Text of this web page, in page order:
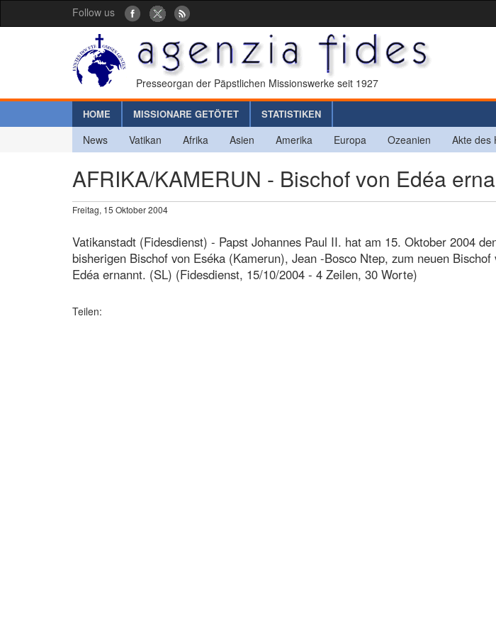
Follow us
Presseorgan der Päpstlichen Missionswerke seit 1927
HOME MISSIONARE GETÖTET STATISTIKEN
News Vatikan Afrika Asien Amerika Europa Ozeanien Akte des
AFRIKA/KAMERUN - Bischof von Edéa
Freitag, 15 Oktober 2004
Vatikanstadt (Fidesdienst) - Papst Johannes Paul II. hat am 15. Oktober 2004
bisherigen Bischof von Eséka (Kamerun), Jean -Bosco Ntep, zum neuen Bischof
Edéa ernannt. (SL) (Fidesdienst, 15/10/2004 - 4 Zeilen, 30 Worte)
Teilen: